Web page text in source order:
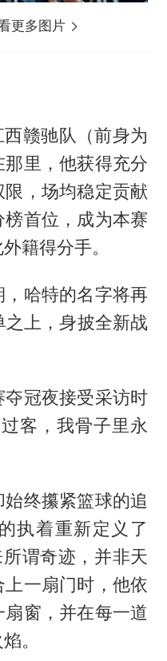
更多图片
赣驰队（前身为
里，他获得充分
，场均稳定贡献
首位，成为本赛
籍得分手。
哈特的名字将再
之上，身披全新战
冠夜接受采访时
客，我骨子里永
终攥紧篮球的追
执着重新定义了
谓奇迹，并非天
一扇门时，他依
窗，并在每一道
。